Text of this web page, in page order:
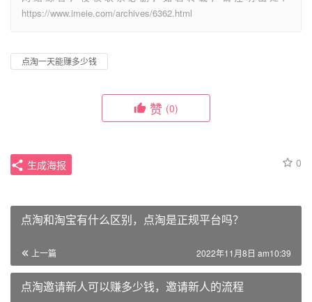
https://www.imeie.com/archives/6362.html
点淘一天能赚多少钱
赞 (0)
0
生成海报
点淘和淘宝有什么区别，点淘是正规平台吗？
上一篇 2022年11月8日 am10:39
点淘邀请新人可以赚多少钱，邀请新人的流程